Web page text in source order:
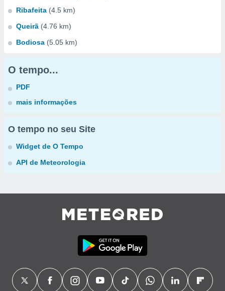
Ribafeita (4.5 km)
Queirã (4.76 km)
Bodiosa (5.05 km)
O tempo...
PDF
mais informações
O tempo no seu Site
Widget de O Tempo
API de Meteorologia